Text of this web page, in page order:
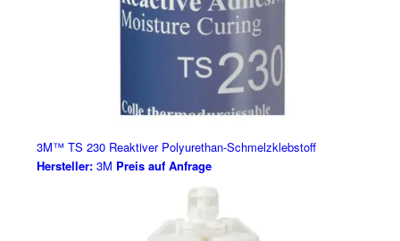
3M™ TS 230 Reaktiver Polyurethan-Schmelzklebstoff
Hersteller:3M Preis auf Anfrage